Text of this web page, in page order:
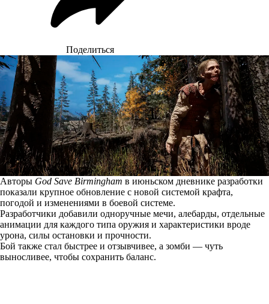
Поделиться
Авторы God Save Birmingham в июньском дневнике разработки
показали крупное обновление с новой системой крафта,
погодой и изменениями в боевой системе.
Разработчики добавили одноручные мечи, алебарды, отдельные
анимации для каждого типа оружия и характеристики вроде
урона, силы остановки и прочности.
Бой также стал быстрее и отзывчивее, а зомби — чуть
выносливее, чтобы сохранить баланс.